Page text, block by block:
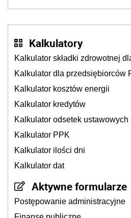
Kalkulatory
Kalkulator składki zdrowotnej
Kalkulator dla przedsiębiorców
Kalkulator kosztów energii
Kalkulator kredytów
Kalkulator odsetek ustawowych
Kalkulator PPK
Kalkulator ilości dni
Kalkulator dat
Aktywne formularze
Postępowanie administracyjne